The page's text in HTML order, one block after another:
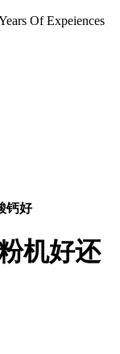
Of Expeiences
钙好
机好还